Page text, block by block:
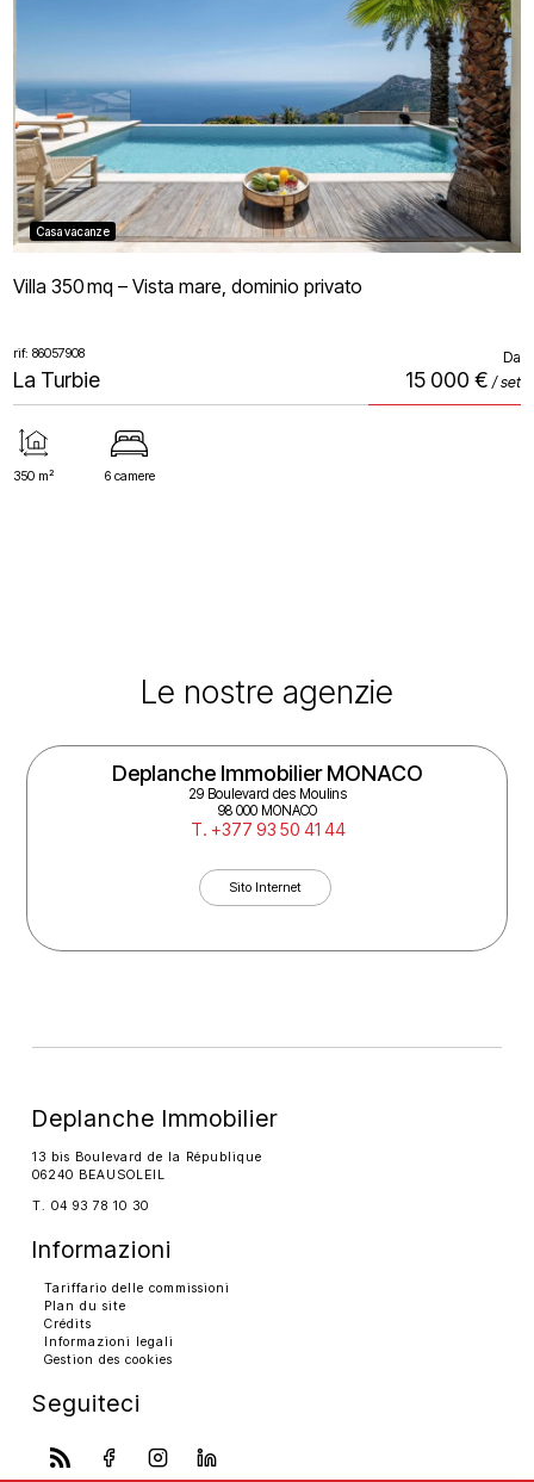
Casa vacanze
Villa 350 mq – Vista mare, dominio privato
rif: 86057908 Da
15 000 € / set
La Turbie
350 m² 6 camere
Le nostre agenzie
Deplanche Immobilier MONACO
29 Boulevard des Moulins
98 000 MONACO
T. +377 93 50 41 44
Sito Internet
Deplanche Immobilier
13 bis Boulevard de la République
06240 BEAUSOLEIL
T. 04 93 78 10 30
Informazioni
Tariffario delle commissioni
Plan du site
Crédits
Informazioni legali
Gestion des cookies
Seguiteci